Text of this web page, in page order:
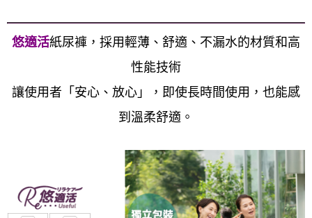
悠適活紙尿褲，採用輕薄、舒適、不漏水的材質和高
性能技術
讓使用者「安心、放心」，即使長時間使用，也能感
到溫柔舒適 。